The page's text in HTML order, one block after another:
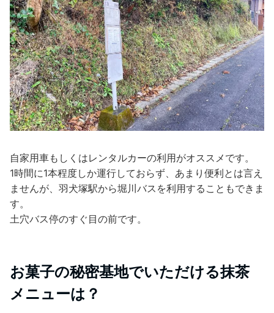
自家用車もしくはレンタルカーの利用がオススメです。
1時間に1本程度しか運行しておらず、あまり便利とは言え
ませんが、羽犬塚駅から堀川バスを利用することもできま
す。
土穴バス停のすぐ目の前です。
お菓子の秘密基地でいただける抹茶
メニューは？